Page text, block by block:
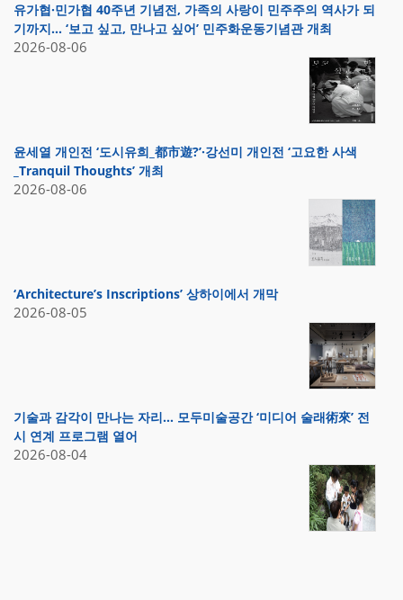
유가협·민가협 40주년 기념전, 가족의 사랑이 민주주의 역사가 되
기까지… ‘보고 싶고, 만나고 싶어’ 민주화운동기념관 개최
2026-08-06
윤세열 개인전 ‘도시유희_都市遊?’·강선미 개인전 ‘고요한 사색
_Tranquil Thoughts’ 개최
2026-08-06
‘Architecture’s Inscriptions’ 상하이에서 개막
2026-08-05
기술과 감각이 만나는 자리… 모두미술공간 ‘미디어 술래術來’ 전
시 연계 프로그램 열어
2026-08-04